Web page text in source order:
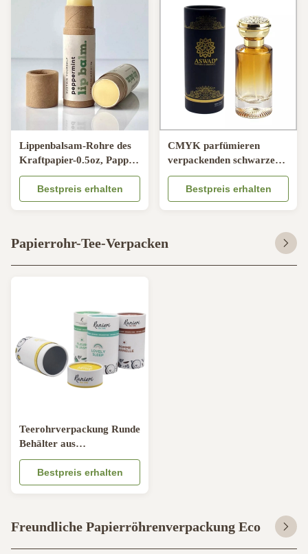
Lippenbalsam-Rohre des
Kraftpapier-0.5oz, Pappe
des Pappdesodorierenden
mittels drücken Rohre
hoch
Bestpreis erhalten
CMYK parfümieren
verpackenden schwarzen
runden Papierkasten mit
EVA Insert
Bestpreis erhalten
Papierrohr-Tee-Verpacken
Teerohrverpackung Runde
Behälter aus
Aluminiumfolie für
Lebensmittelverpackungen
für Süßigkeiten und
Bestpreis erhalten
Freundliche Papierröhrenverpackung Eco